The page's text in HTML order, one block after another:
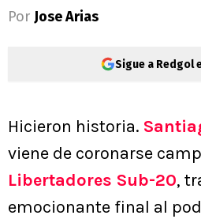
Por Jose Arias
Sigue a Redgol
Hicieron historia.
viene de coronarse
Libertadores Sub-20,
emocionante final al